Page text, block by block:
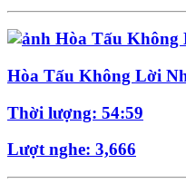
Hòa Tấu Không Lời
Thời lượng: 54:59
Lượt nghe: 3,666